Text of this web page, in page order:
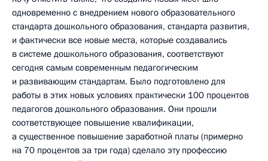
одновременно с внедрением нового образовательного
стандарта дошкольного образования, стандарта развития,
и фактически все новые места, которые создавались
в системе дошкольного образования, соответствуют
сегодня самым современным педагогическим
и развивающим стандартам. Было подготовлено для
работы в этих новых условиях практически 100 процентов
педагогов дошкольного образования. Они прошли
соответствующее повышение квалификации,
а существенное повышение заработной платы (примерно
на 70 процентов за три года) сделало эту профессию